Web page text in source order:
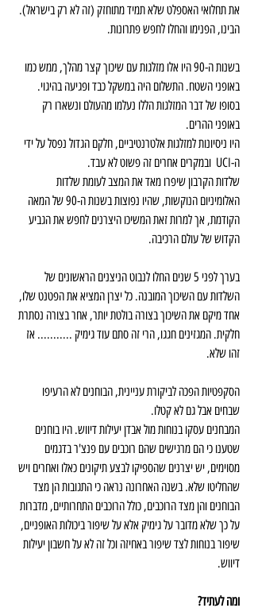
את תחלואי האספלט שלא תמיד מתוחזק (זה לא רק בישראל).
הבינו, הפנימו והחלו לחפש פתרונות.
בשנות ה-90 היו אלו מזלגות עם שיכוך קצר מהלך, ממש כמו
באופני השטח. התשלום היה במשקל כבד ופגיעה בהיגוי.
בסופו של דבר המזלגות הללו נעלמו מהעולם ונשארו רק
באופני ההרים.
היו ניסיונות למזלגות אלטרנטיביים, חלקם הגדול נפסל על ידי
ה-UCI  ובמקרים אחרים זה פשוט לא עבד.
שלדות הקרבון שיפרו מאד את המצב לעומת שלדות
האלומיניום הנוקשות, שהיו נפוצות בשנות ה-90 של המאה
הקודמת, אך למרות זאת המשיכו היצרנים לחפש את הגביע
הקדוש של עולם הרכיבה.
בערך לפני 5 שנים החלו לנבוט הניצנים הראשונים של
השלדות עם השיכוך המובנה. כל יצרן המציא את הפטנט שלו,
אחד מיקם את השיכוך בצורה בולטת יותר, אחר בצורה נסתרת
חלקית. המגזינים חגגו, הרי זה סתם עוד גימיק ........... אז
זהו שלא.
הסקפטיות הפכה לביקורת עניינית, הבוחנים לא הרעיפו
שבחים אבל גם לא קטלו.
המבחנים עסקו בנוחות מול אבדן יעילות דיווש. היו בוחנים
שטענו כי הם מרגישים שהם רוכבים עם פנצ'ר בדגמים
מסוימים, יש יצרנים שהספיקו לבצע תיקונים כאלו ואחרים ויש
שהחליטו שלא. בשנה האחרונה נראה כי התגובות הן מצד
הבוחנים והן מצד הרוכבים, כולל הרוכבים התחרותיים, מדברות
על כך שלא מדובר על גימיק אלא על שיפור ביכולות האופניים,
שיפור בנוחות לצד שיפור באחיזה וכל זה לא על חשבון יעילות
דיווש.
ומה לעתיד?